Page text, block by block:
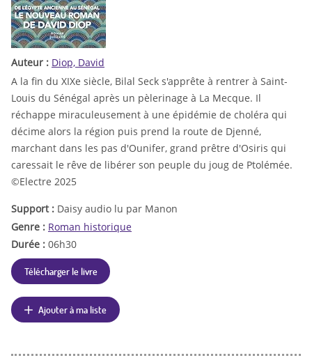
Auteur : Diop, David
A la fin du XIXe siècle, Bilal Seck s'apprête à rentrer à Saint-
Louis du Sénégal après un pèlerinage à La Mecque. Il
réchappe miraculeusement à une épidémie de choléra qui
décime alors la région puis prend la route de Djenné,
marchant dans les pas d'Ounifer, grand prêtre d'Osiris qui
caressait le rêve de libérer son peuple du joug de Ptolémée.
©Electre 2025
Support : Daisy audio lu par Manon
Genre : Roman historique
Durée : 06h30
Télécharger le livre
Ajouter à ma liste